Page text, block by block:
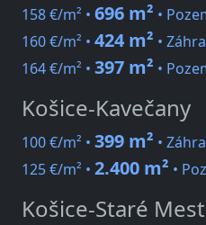
158 €/m² • 696 m² •
160 €/m² • 424 m² •
164 €/m² • 397 m² •
Košice-Kavečany
100 €/m² • 399 m² •
125 €/m² • 2.400 m² •
Košice-Staré